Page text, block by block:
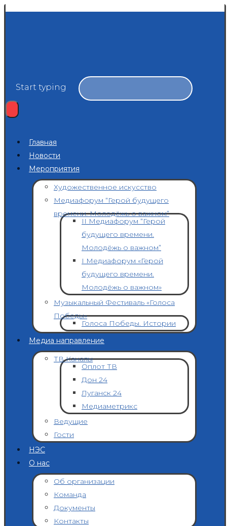
Start typing
Главная
Новости
Мероприятия
Художественное искусство
Медиафорум “Герой будущего
времени. Молодёжь о важном”
II Медиафорум “Герой
будущего времени.
Молодёжь о важном”
I Медиафорум «Герой
будущего времени.
Молодёжь о важном»
Музыкальный Фестиваль «Голоса
Победы»
Голоса Победы. Истории
Медиа направление
ТВ Каналы
Оплот ТВ
Дон 24
Луганск 24
Медиаметрикс
Ведущие
Гости
НЭС
О нас
Об организации
Команда
Документы
Контакты